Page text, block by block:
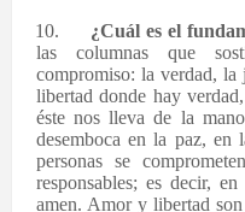
10. ¿Cuál es el
las columnas que
compromiso: la verdad,
libertad donde hay
éste nos lleva de la
desemboca en la paz,
personas se
responsables; es decir,
amen. Amor y libertad